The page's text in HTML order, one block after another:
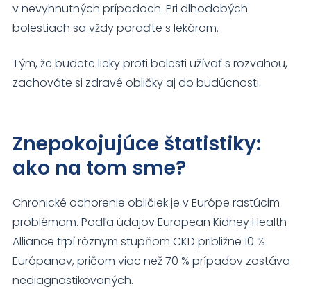
v nevyhnutných prípadoch. Pri dlhodobých
bolestiach sa vždy poraďte s lekárom.
Tým, že budete lieky proti bolesti užívať s rozvahou,
zachováte si zdravé obličky aj do budúcnosti.
Znepokojujúce štatistiky:
ako na tom sme?
Chronické ochorenie obličiek je v Európe rastúcim
problémom. Podľa údajov European Kidney Health
Alliance trpí rôznym stupňom CKD približne 10 %
Európanov, pričom viac než 70 % prípadov zostáva
nediagnostikovaných.